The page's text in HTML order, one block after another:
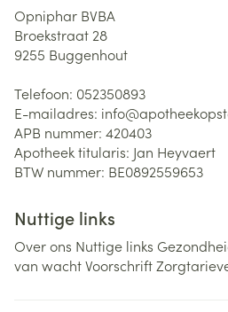
Opniphar BVBA
Broekstraat 28
9255 Buggenhout
Telefoon: 052350893
E-mailadres: info@
APB nummer: 420403
Apotheek titularis: Jan Heyvaert
BTW nummer: BE0892559653
Nuttige links
Over ons Nuttige links
van wachtVoorschrift